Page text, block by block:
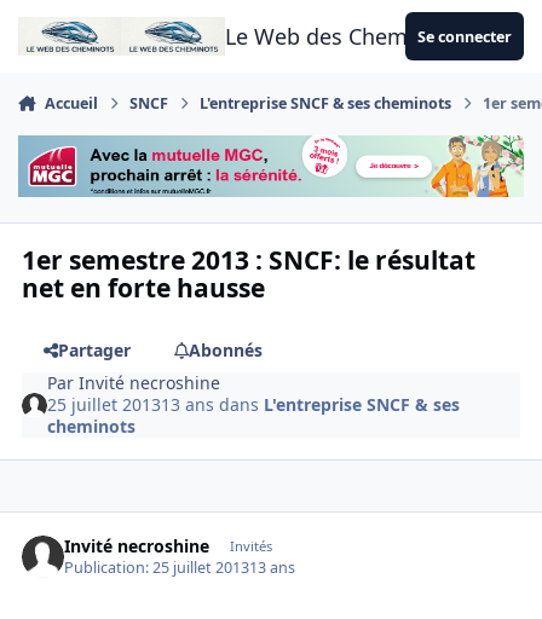
Aller au contenu
Le Web des CheminotsSe connecter
Accueil SNCF L'entreprise SNCF & ses cheminots 1er
1er semestre 2013 : SNCF: le résultat
net en forte hausse
Partager
Abonnés
ParInvité necroshine
25 juillet 201313 ans dans L'entreprise SNCF & ses
cheminots
Invité necroshine Invités
Publication:25 juillet 201313 ans